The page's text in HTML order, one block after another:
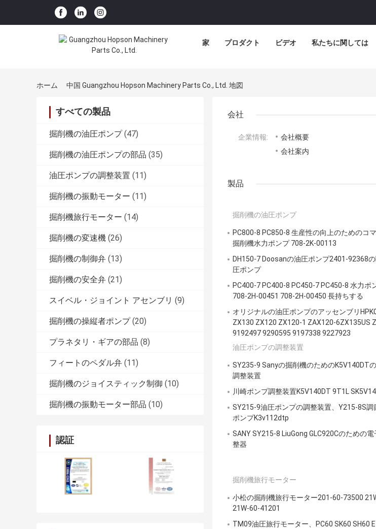
家 プロダクト ビデオ 私たちに関しては
ホーム 中国 Guangzhou Hopson Machinery Parts Co., Ltd. 地図
すべての製品
掘削機の油圧ポンプ (47)
掘削機の油圧ポンプの部品 (35)
油圧ポンプの調整装置 (11)
掘削機の振動モーター (11)
掘削機旅行モーター (14)
掘削機の変速機 (26)
掘削機の制御弁 (13)
掘削機の安全弁 (21)
スイベル・ジョイント アセンブリ (9)
掘削機の操縦者ポンプ (20)
プラネタリ・ギアの部品 (8)
フィートのペダル弁 (11)
掘削機のジョイスティック制御 (10)
掘削機の振動モーター部品 (10)
認証
会社
企業情報: 会社概要
会社案内
製品
掘削機の油圧ポンプ
PC800-8 PC850-8 生産性の向上のためのコ
掘削機水力ポンプ 708-2K-00113
DH150-7 Doosanの油圧ポンプ2401-92368
圧ポンプ
PC400-7 PC400-8 PC450-7 PC450-8 水力ポ
708-2H-00451 708-2H-00450 長持ちする
オリジナルの油圧ポンプのアッセンブリ
ZX130 ZX120 ZX120-1 ZAX120-6ZX135US
9192497 9290595 9197338 9227923
油圧ポンプの調整装置
SY235-9 Sanyの掘削機のためのK5V140DT
調整装置
川崎ポンプ調整装置K5V140DT 9T1L
SY215-9油圧ポンプの調整装置、Y215-8S調
ポンプK3v112dtp
SANY SY215-8 LiuGong GLC920Cのための
整器
掘削機旅行モーター
小松の掘削機旅行モーター201-60-73500
21W-60-41201
TM09油圧旅行モーター、PC60 SK60 SH60